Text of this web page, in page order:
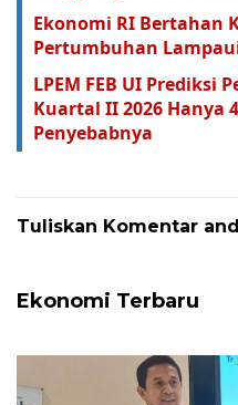
Ekonomi RI Bertahan
Pertumbuhan
LPEM FEB UI Prediksi
Kuartal II 2026 Hanya
Penyebabnya
Tuliskan Komentar
Ekonomi Terbaru